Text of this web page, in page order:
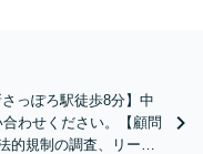
っぽろ駅徒歩8分】中
わせください。【顧問
的規制の調査、リーガ